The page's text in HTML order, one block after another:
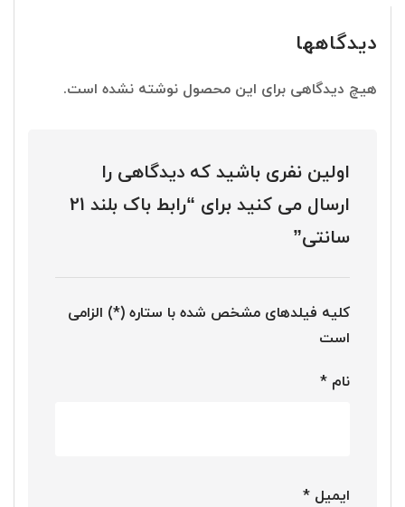
دیدگاهها
هیچ دیدگاهی برای این محصول نوشته نشده است.
اولین نفری باشید که دیدگاهی را
ارسال می کنید برای “رابط باک بلند 21
سانتی”
کلیه فیلدهای مشخص شده با ستاره (*) الزامی
است
نام *
ایمیل *